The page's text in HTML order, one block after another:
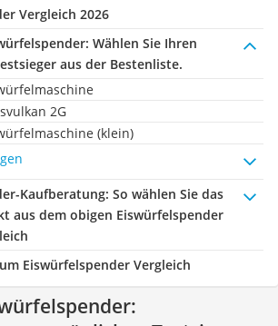
Vergleich 2026
Wählen Sie Ihren
aus der Bestenliste.
2G
(klein)
Kaufberatung: So wählen Sie das
aus dem obigen Eiswürfelspender
Eiswürfelspender Vergleich